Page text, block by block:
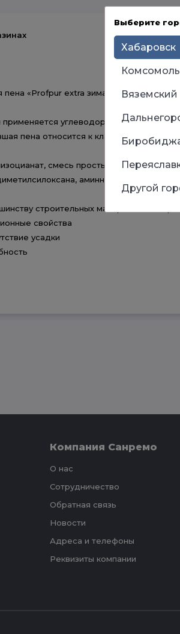
«Profpur extra зима» - это
применяется углеводородный
пена относится к классу полужестких
смесь простых полиэфиров,
аминный катализатор.
строительных материалов –
свойства
усадки
Компания Санремо
О нас
Сотрудничество
Обратная связь
Новости
Адреса и телефоны
Реквизиты компании
Выберите
Хабаровск
Вяземский
Другой